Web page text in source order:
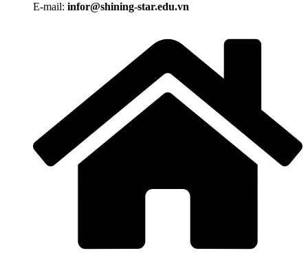
E-mail: infor@shining-star.edu.vn